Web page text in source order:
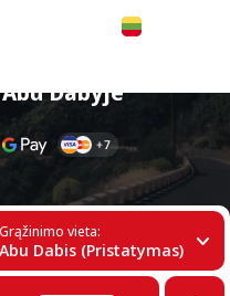
Dabyje
Grąžinimo vieta:
Abu Dabis (Pristatymas)